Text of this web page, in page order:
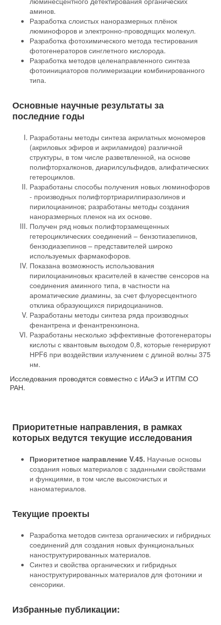
аминов.
Разработка слоистых наноразмерных плёнок
люминофоров и электронно-проводящих молекул.
Разработка фотохимического метода тестирования
фотогенераторов синглетного кислорода.
Разработка методов целенаправленного синтеза
фотоинициаторов полимеризации комбинированного
типа.
Основные научные результаты за
последние годы
Разработаны методы синтеза акрилатных мономеров
(акриловых эфиров и акриламидов) различной
структуры, в том числе разветвленной, на основе
полифторхалконов, диарилсульфидов, алифатических
гетероциклов.
Разработаны способы получения новых люминофоров
- производных полифтортриарилпиразолинов и
пирилоцианинов; разработаны методы создания
наноразмерных пленок на их основе.
Получен ряд новых полифторзамещенных
гетероциклических соединений – бензотиазепинов,
бензодиазепинов – представителей широко
используемых фармакофоров.
Показана возможность использования
пирилоцианиновых красителей в качестве сенсоров на
соединения аминного типа, в частности на
ароматические диамины, за счет флуоресцентного
отклика образующихся пиридоцианинов.
Разработаны методы синтеза ряда производных
фенантрена и фенантренхинона.
Разработаны несколько эффективные фотогенераторы
кислоты с квантовым выходом 0,8, которые генерируют
НРF6 при воздействии излучением с длиной волны 375
нм.
Исследования проводятся совместно с ИАиЭ и ИТПМ СО
РАН.
Приоритетные направления, в рамках
которых ведутся текущие исследования
Приоритетное направление V.45. Научные основы
создания новых материалов с заданными свойствами
и функциями, в том числе высокочистых и
наноматериалов.
Текущие проекты
Разработка методов синтеза органических и гибридных
соединений для создания новых функциональных
наноструктурированных материалов.
Синтез и свойства органических и гибридных
наноструктурированных материалов для фотоники и
сенсорики.
Избранные публикации: